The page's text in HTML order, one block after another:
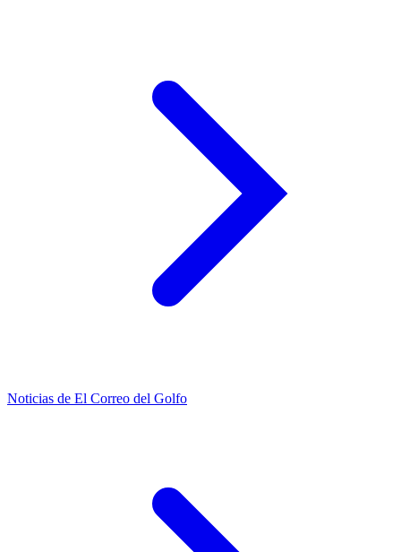
Noticias de El Correo del Golfo